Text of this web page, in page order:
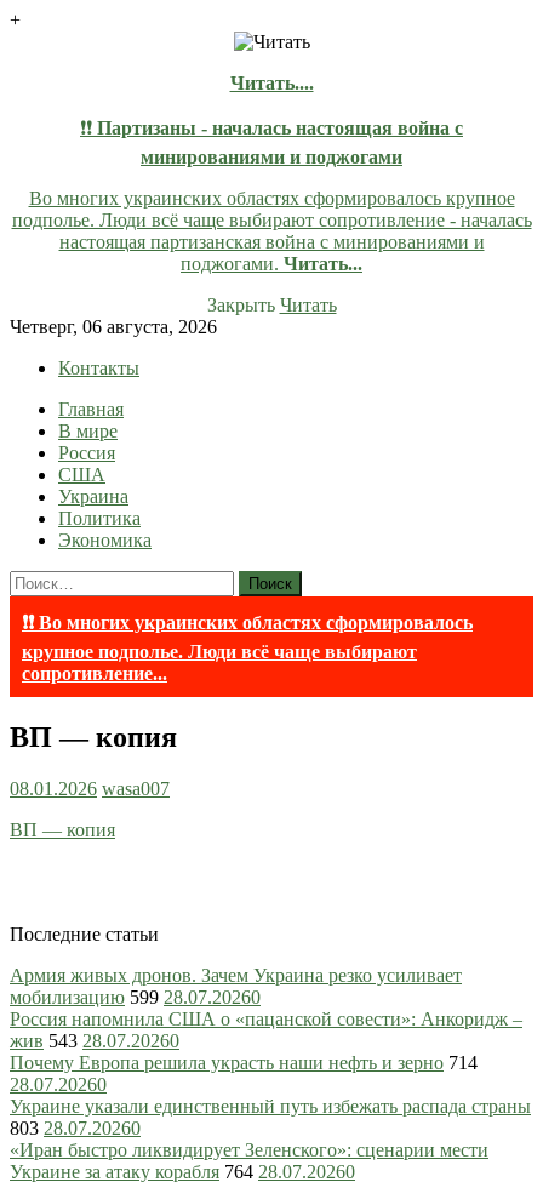
+
Читать....
❗❗ Партизаны - началась настоящая война с
минированиями и поджогами
Во многих украинских областях сформировалось крупное
подполье. Люди всё чаще выбирают сопротивление - началась
настоящая партизанская война с минированиями и
поджогами. Читать...
Закрыть Читать
Skip
content
Четверг, 06 августа, 2026
Контакты
lentaruss
lentaruss — Новости
Главная
В мире
Россия
США
Украина
Политика
Экономика
Найти:
❗❗ Во многих украинских областях сформировалось
крупное подполье. Люди всё чаще выбирают
сопротивление...
ВП — копия
08.01.2026 wasa007
ВП — копия
Последние статьи
Армия живых дронов. Зачем Украина резко усиливает
мобилизацию 599 28.07.20260
Россия напомнила США о «пацанской совести»: Анкоридж –
жив 543 28.07.20260
Почему Европа решила украсть наши нефть и зерно 714
28.07.20260
Украине указали единственный путь избежать распада страны
803 28.07.20260
«Иран быстро ликвидирует Зеленского»: сценарии мести
Украине за атаку корабля 764 28.07.20260